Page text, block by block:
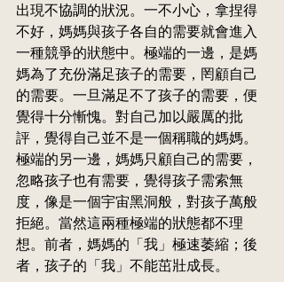
出現不協調的狀況。一不小心，拿捏得
不好，媽媽與孩子各自的需要就會進入
一種競爭的狀態中。極端的一邊，是媽
媽為了充份滿足孩子的需要，罔顧自己
的需要。一旦滿足不了孩子的需要，便
覺得十分慚愧。對自己加以嚴厲的批
評，覺得自己並不是一個稱職的媽媽。
極端的另一邊，媽媽只顧自己的需要，
忽略孩子也有需要，覺得孩子需索無
度，像是一個宇宙黑洞般，對孩子萬般
拒絕。當然這兩種極端的狀態都不理
想。前者，媽媽的「我」極速萎縮；後
者，孩子的「我」不能茁壯成長。